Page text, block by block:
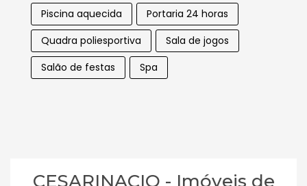
Piscina aquecida
Portaria 24 horas
Quadra poliesportiva
Sala de jogos
Salão de festas
Spa
CESARINACIO - Imóveis de